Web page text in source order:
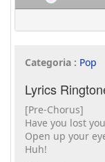
Categoria : Pop
Lyrics
[Pre-Chorus]
Have you lost
Open up your
Huh!